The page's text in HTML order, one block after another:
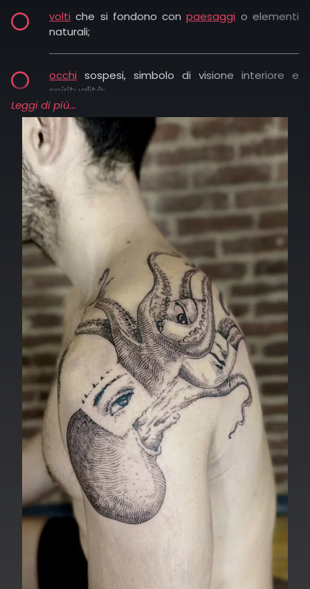
volti che si fondono conpaesaggi o elementi
naturali;
occhi sospesi, simbolo di visione interiore e
spiritualità;
animalifantastici, che uniscono parti di creature
diverse;
elementi architettonici impossibili, scale che
non portano a nulla o torri sospese;
orologi sciolti o frantumati, chiaro richiamo a
Dalí e alla percezione soggettiva del tempo.
Chi sceglie i tatuaggi surrealisti lo fa perché cerca un
linguaggio intimo, personale, spesso legato a emozioni
profonde o a momenti di trasformazione. Ogni
soggetto diventa una metafora, un codice che
racchiude una verità nascosta, un segreto che parla
attraverso immagini enigmatiche.
Leggi di più...